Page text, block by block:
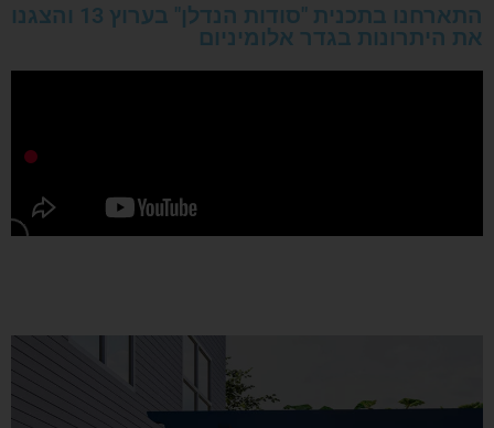
התארחנו בתכנית "סודות הנדלן" בערוץ 13 והצגנו
את היתרונות בגדר אלומיניום